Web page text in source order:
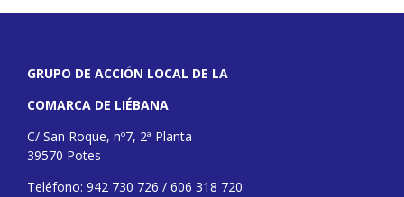
GRUPO DE ACCIÓN LOCAL DE LA
COMARCA DE LIÉBANA
C/ San Roque, nº7, 2ª Planta
39570 Potes
Teléfono: 942 730 726 / 606 318 720